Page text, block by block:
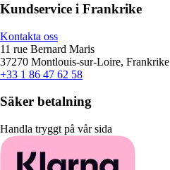
Kundservice i Frankrike
Kontakta oss
11 rue Bernard Maris
37270 Montlouis-sur-Loire, Frankrike
+33 1 86 47 62 58
Säker betalning
Handla tryggt på vår sida